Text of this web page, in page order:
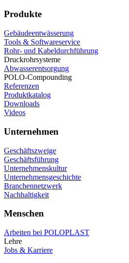
Produkte
Gebäudeentwässerung
Tools & Softwareservice
Rohr- und Kabeldurchführung
Druckrohrsysteme
Abwasserentsorgung
POLO-Compounding
Referenzen
Produktkatalog
Downloads
Videos
Unternehmen
Geschäftszweige
Geschäftsführung
Unternehmenskultur
Unternehmensgeschichte
Branchennetzwerk
Nachhaltigkeit
Menschen
Arbeiten bei POLOPLAST
Lehre
Jobs & Karriere